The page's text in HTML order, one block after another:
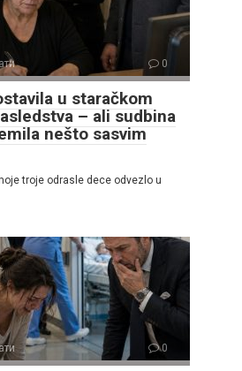
0
u staračkom
– ali sudbina
nešto sasvim
troje odrasle dece odvezlo u
0